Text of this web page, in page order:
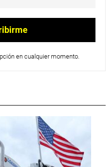
en cualquier momento.